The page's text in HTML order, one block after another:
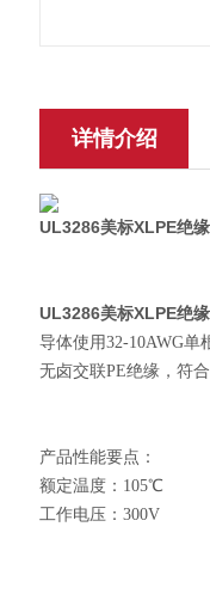
详情介绍
UL3286美标XLPE绝
UL3286美标XLPE绝
导体使用32-10AWG单
无卤交联PE绝缘，符
产品性能要点：
额定温度： 105℃
工作电压：300V